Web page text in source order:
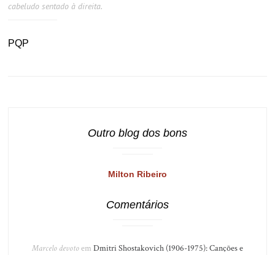
cabeludo sentado à direita.
PQP
Outro blog dos bons
Milton Ribeiro
Comentários
Marcelo devotoem Dmitri Shostakovich (1906-1975): Canções e